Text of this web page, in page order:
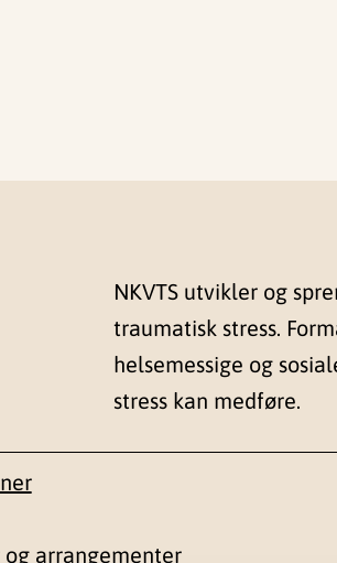
NKVTS utvikler og
traumatisk stress.
helsemessige og
stress kan medføre.
og arrangementer